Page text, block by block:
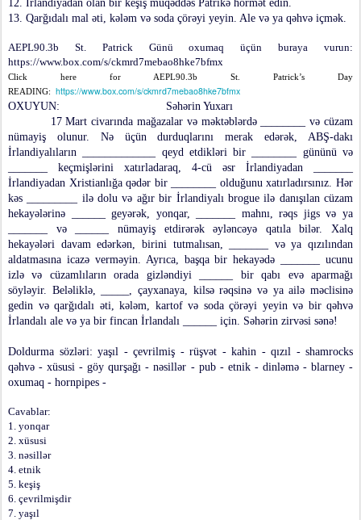
12. İrlandiyadan olan bir keşiş müqəddəs Patrikə hörmət edin.
13. Qarğıdalı mal əti, kələm və soda çörəyi yeyin. Ale və ya qəhvə içmək.
AEPL90.3b St. Patrick Günü oxumaq üçün buraya vurun:
https://www.box.com/s/ckmrd7mebao8hke7bfmx
Click here for AEPL90.3b St. Patrick’s Day
READING:
https://www.box.com/s/ckmrd7mebao8hke7bfmx
OXUYUN: Səhərin Yuxarı
17 Mart civarında mağazalar və məktəblərdə ________ və cüzam
nümayiş olunur. Nə üçün durduqlarını merak edərək, ABŞ-dakı
İrlandiyalıların _____________ qeyd etdikləri bir ________ gününü və
_______ keçmişlərini xatırladaraq, 4-cü əsr İrlandiyadan _______
İrlandiyadan Xristianlığa qədər bir ________ olduğunu xatırladırsınız. Hər
kəs _________ ilə dolu və ağır bir İrlandiyalı brogue ilə danışılan cüzam
hekayələrinə ______ geyərək, yonqar, _______ mahnı, rəqs jigs və ya
_______ və ______ nümayiş etdirərək əyləncəyə qatıla bilər. Xalq
hekayələri davam edərkən, birini tutmalısan, _______ və ya qızılından
aldatmasına icazə verməyin. Ayrıca, başqa bir hekayədə _______ ucunu
izlə və cüzamlıların orada gizləndiyi ______ bir qabı evə aparmağı
söyləyir. Beləliklə, _____, çayxanaya, kilsə rəqsinə və ya ailə məclisinə
gedin və qarğıdalı əti, kələm, kartof və soda çörəyi yeyin və bir qəhvə
İrlandalı ale və ya bir fincan İrlandalı ______ için. Səhərin zirvəsi sənə!
Doldurma sözləri: yaşıl - çevrilmiş - rüşvət - kahin - qızıl - shamrocks
qəhvə - xüsusi - göy qurşağı - nəsillər - pub - etnik - dinləmə - blarney -
oxumaq - hornpipes -
Cavablar:
1. yonqar
2. xüsusi
3. nəsillər
4. etnik
5. keşiş
6. çevrilmişdir
7. yaşıl